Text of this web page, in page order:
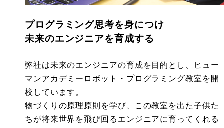
プログラミング思考を身につけ
未来のエンジニアを育成する
弊社は未来のエンジニアの育成を目的とし、ヒュー
マンアカデミーロボット・プログラミング教室を開
校しています。
物づくりの原理原則を学び、この教室を出た子供た
ちが将来世界を飛び回るエンジニアに育ってくれる